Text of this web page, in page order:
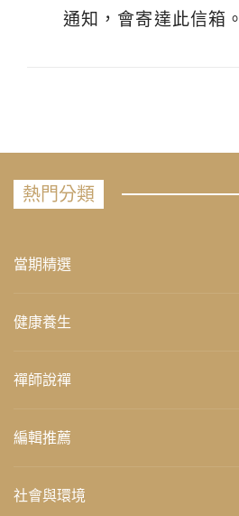
通知，會寄達此信箱。
熱門分類
當期精選
健康養生
禪師說禪
編輯推薦
社會與環境